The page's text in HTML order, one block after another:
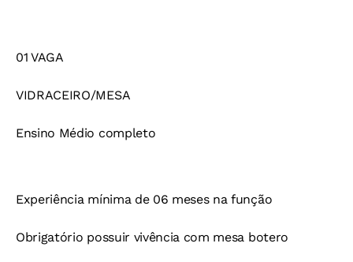
01 VAGA
VIDRACEIRO/MESA
Ensino Médio completo
Experiência mínima de 06 meses na função
Obrigatório possuir vivência com mesa botero